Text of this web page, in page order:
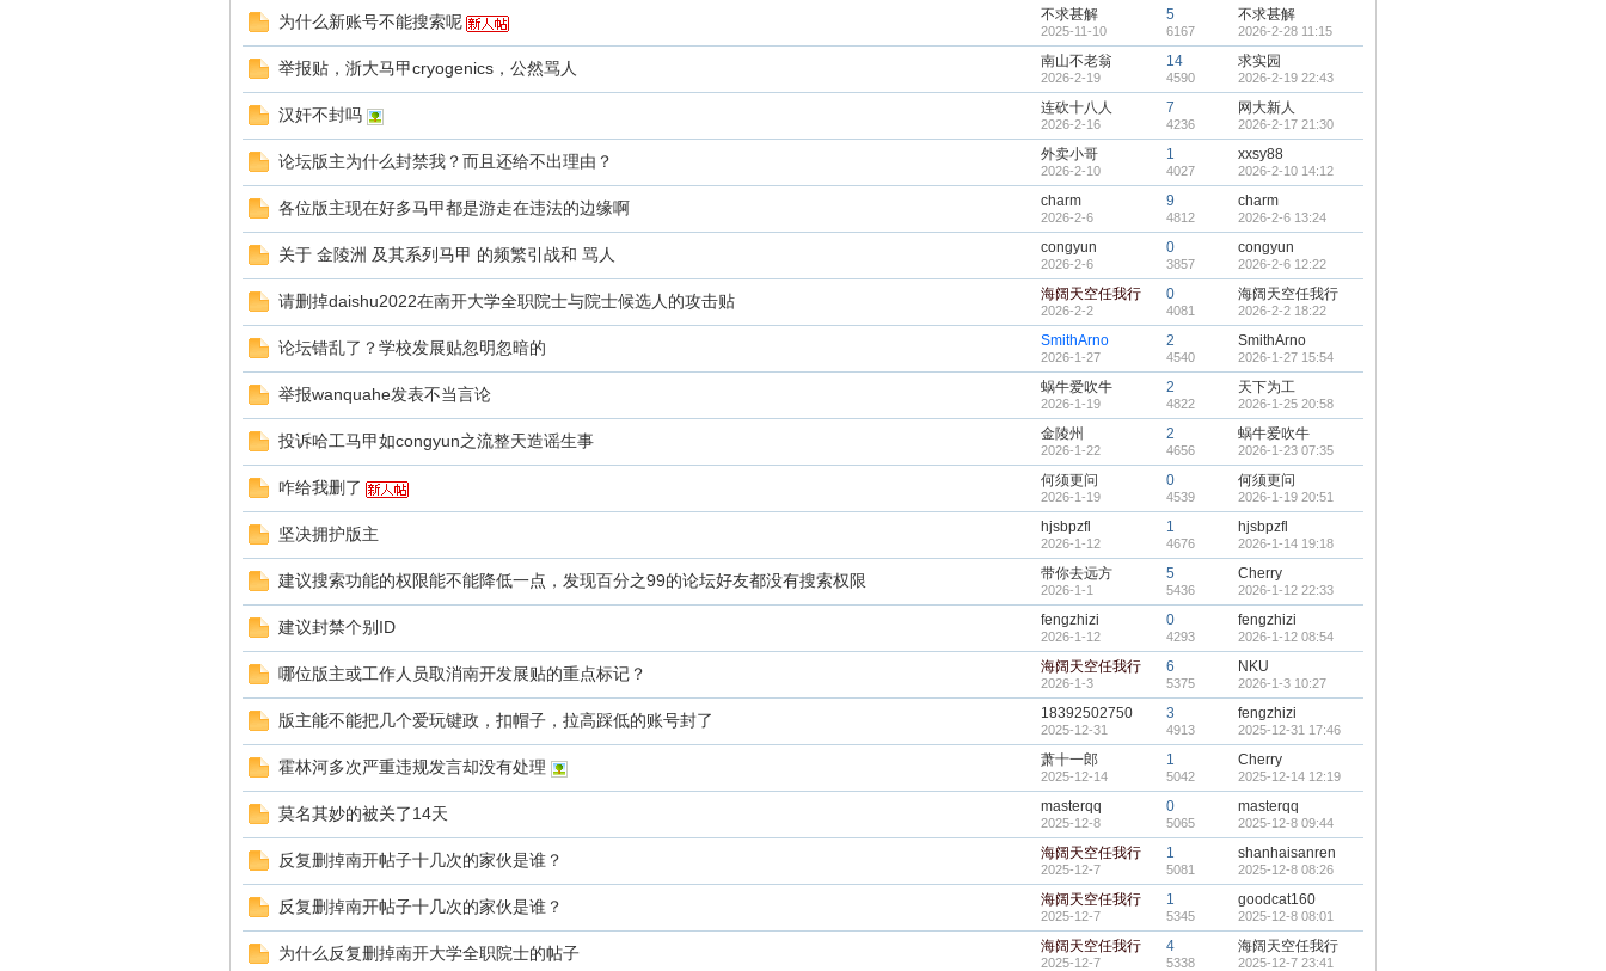
为什么新账号不能搜索呢 不求甚解
2025-11-10
5
6167
不求甚解
2026-2-28 11:15
举报贴，浙大马甲cryogenics，公然骂人 南山不老翁
2026-2-19
14
4590
求实园
2026-2-19 22:43
汉奸不封吗 连砍十八人
2026-2-16
7
4236
网大新人
2026-2-17 21:30
论坛版主为什么封禁我？而且还给不出理由？ 外卖小哥
2026-2-10
1
4027
xxsy88
2026-2-10 14:12
各位版主现在好多马甲都是游走在违法的边缘啊 charm
2026-2-6
9
4812
charm
2026-2-6 13:24
关于 金陵洲 及其系列马甲 的频繁引战和 骂人 congyun
2026-2-6
0
3857
congyun
2026-2-6 12:22
请删掉daishu2022在南开大学全职院士与院士候选人的攻击贴 海阔天空任我行
2026-2-2
0
4081
海阔天空任我行
2026-2-2 18:22
论坛错乱了？学校发展贴忽明忽暗的 SmithArno
2026-1-27
2
4540
SmithArno
2026-1-27 15:54
举报wanquahe发表不当言论 蜗牛爱吹牛
2026-1-19
2
4822
天下为工
2026-1-25 20:58
投诉哈工马甲如congyun之流整天造谣生事 金陵州
2026-1-22
2
4656
蜗牛爱吹牛
2026-1-23 07:35
咋给我删了 何须更问
2026-1-19
0
4539
何须更问
2026-1-19 20:51
坚决拥护版主 hjsbpzfl
2026-1-12
1
4676
hjsbpzfl
2026-1-14 19:18
建议搜索功能的权限能不能降低一点，发现百分之99的论坛好友都没有搜索权限 带你去远方
2026-1-1
5
5436
Cherry
2026-1-12 22:33
建议封禁个别ID fengzhizi
2026-1-12
0
4293
fengzhizi
2026-1-12 08:54
哪位版主或工作人员取消南开发展贴的重点标记？ 海阔天空任我行
2026-1-3
6
5375
NKU
2026-1-3 10:27
版主能不能把几个爱玩键政，扣帽子，拉高踩低的账号封了 18392502750
2025-12-31
3
4913
fengzhizi
2025-12-31 17:46
霍林河多次严重违规发言却没有处理 萧十一郎
2025-12-14
1
5042
Cherry
2025-12-14 12:19
莫名其妙的被关了14天 masterqq
2025-12-8
0
5065
masterqq
2025-12-8 09:44
反复删掉南开帖子十几次的家伙是谁？ 海阔天空任我行
2025-12-7
1
5081
shanhaisanren
2025-12-8 08:26
反复删掉南开帖子十几次的家伙是谁？ 海阔天空任我行
2025-12-7
1
5345
goodcat160
2025-12-8 08:01
为什么反复删掉南开大学全职院士的帖子 海阔天空任我行
2025-12-7
4
5338
海阔天空任我行
2025-12-7 23:41